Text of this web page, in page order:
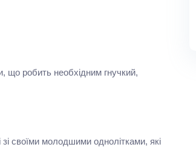
що робить необхідним гнучкий,
зі своїми молодшими однолітками, які